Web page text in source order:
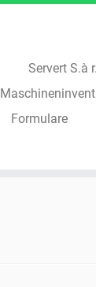
Servert S.à
Formulare